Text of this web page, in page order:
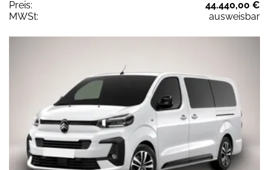
Preis:
44.440,00 €
MWSt:
ausweisbar